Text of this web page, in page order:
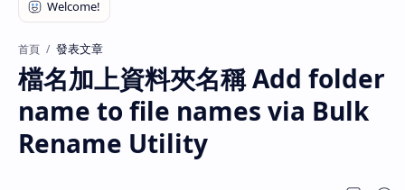
首頁 發表文章
檔名加上資料夾名稱 Add folder
name to file names via Bulk
Rename Utility